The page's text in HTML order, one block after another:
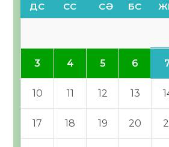
ДС СС СӘ БС
3 4 5 6
10 11 12 13
17 18 19 20